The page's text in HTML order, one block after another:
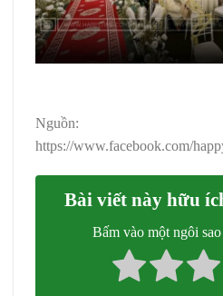
Nguồn:
https://www.facebook.com/
Bài viết này hữu
Bấm vào một ngôi